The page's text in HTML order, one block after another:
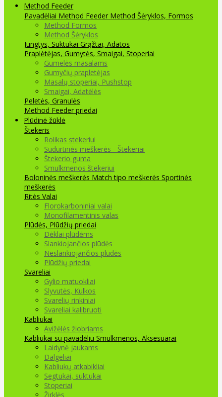
Method Feeder
Pavadėliai Method Feeder Method Šėryklos, Formos
Method Formos
Method Šėryklos
Jungtys, Suktukai Grąžtai, Adatos
Praplėtėjas, Gumytės, Smaigai, Stoperiai
Gumelės masalams
Gumyčių prapletėjas
Masalų stoperiai, Pushstop
Smaigai, Adatėlės
Peletės, Granulės
Method Feeder priedai
Plūdinė žūklė
Štekeris
Rolikas stekeriui
Sudurtinės meškerės - Štekeriai
Štekerio guma
Smulkmenos štekeriui
Boloninės meškerės Match tipo meškerės Sportinės
meškerės
Ritės Valai
Florokarboniniai valai
Monofilamentinis valas
Plūdės, Plūdžių priedai
Dėklai plūdėms
Slankiojančios plūdės
Neslankiojančios plūdės
Plūdžių priedai
Svareliai
Gylio matuokliai
Slyvutės, Kulkos
Svarelių rinkiniai
Svareliai kalibruoti
Kabliukai
Avižėlės žiobriams
Kabliukai su pavadėliu Smulkmenos, Aksesuarai
Laidynė jaukams
Dalgeliai
Kabliukų atkabikliai
Segtukai, suktukai
Stoperiai
Žirklės